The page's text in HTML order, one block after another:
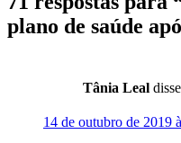
plano de saúde
Tânia Leal
14 de outubro de 2019